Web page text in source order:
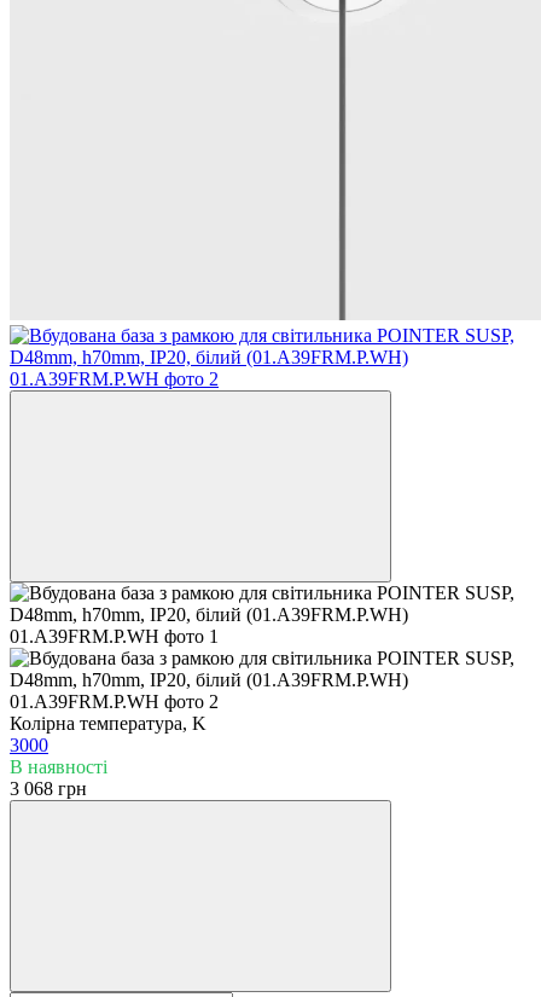
Колірна температура, K
3000
В наявності
3 068 грн